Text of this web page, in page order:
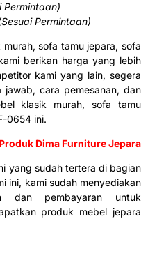
Permintaan)
Permintaan)
sofa tamu jepara, sofa
berikan harga yang lebih
kami yang lain, segera
cara pemesanan, dan
klasik murah, sofa tamu
0654 ini.
Dima Furniture Jepara
yang sudah tertera di bagian
ini, kami sudah menyediakan
dan pembayaran untuk
produk mebel jepara